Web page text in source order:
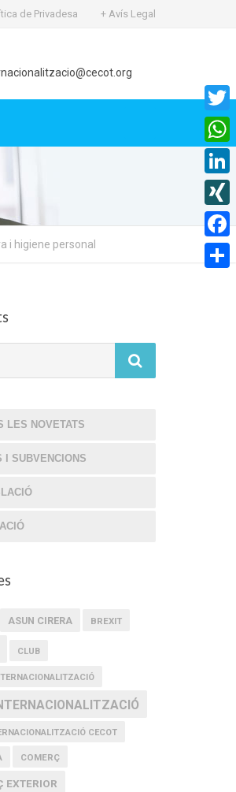
de Privadesa + Avís Legal
i higiene personal
LES NOVETATS
I SUBVENCIONS
ASUN CIRERA BREXIT
CLUB
CECOT
COMERÇ
EXTERIOR
XING